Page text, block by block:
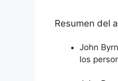
Resumen del
John
los